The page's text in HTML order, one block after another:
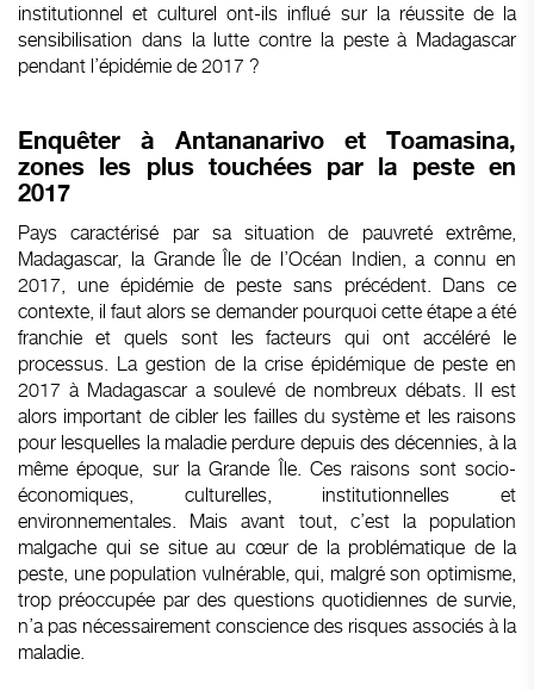
institutionnel et culturel ont-ils influé sur la réussite de la
sensibilisation dans la lutte contre la peste à Madagascar
pendant l’épidémie de 2017 ?
Enquêter à Antananarivo et Toamasina,
zones les plus touchées par la peste en
2017
Pays caractérisé par sa situation de pauvreté extrême,
Madagascar, la Grande Île de l’Océan Indien, a connu en
2017, une épidémie de peste sans précédent. Dans ce
contexte, il faut alors se demander pourquoi cette étape a été
franchie et quels sont les facteurs qui ont accéléré le
processus. La gestion de la crise épidémique de peste en
2017 à Madagascar a soulevé de nombreux débats. Il est
alors important de cibler les failles du système et les raisons
pour lesquelles la maladie perdure depuis des décennies, à la
même époque, sur la Grande Île. Ces raisons sont socio-
économiques, culturelles, institutionnelles et
environnementales. Mais avant tout, c’est la population
malgache qui se situe au cœur de la problématique de la
peste, une population vulnérable, qui, malgré son optimisme,
trop préoccupée par des questions quotidiennes de survie,
n’a pas nécessairement conscience des risques associés à la
maladie.